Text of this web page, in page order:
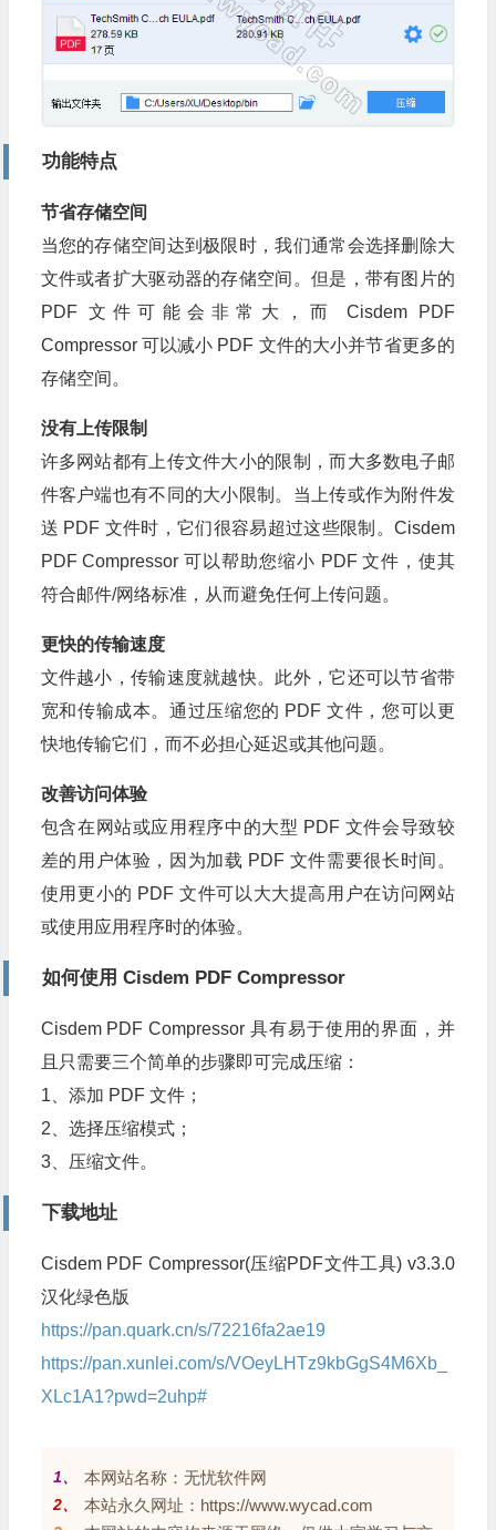
功能特点
节省存储空间
当您的存储空间达到极限时，我们通常会选择删除大
文件或者扩大驱动器的存储空间。但是，带有图片的
PDF 文件可能会非常大，而 Cisdem PDF
Compressor 可以减小 PDF 文件的大小并节省更多的
存储空间。
没有上传限制
许多网站都有上传文件大小的限制，而大多数电子邮
件客户端也有不同的大小限制。当上传或作为附件发
送 PDF 文件时，它们很容易超过这些限制。Cisdem
PDF Compressor 可以帮助您缩小 PDF 文件，使其
符合邮件/网络标准，从而避免任何上传问题。
更快的传输速度
文件越小，传输速度就越快。此外，它还可以节省带
宽和传输成本。通过压缩您的 PDF 文件，您可以更
快地传输它们，而不必担心延迟或其他问题。
改善访问体验
包含在网站或应用程序中的大型 PDF 文件会导致较
差的用户体验，因为加载 PDF 文件需要很长时间。
使用更小的 PDF 文件可以大大提高用户在访问网站
或使用应用程序时的体验。
如何使用 Cisdem PDF Compressor
Cisdem PDF Compressor 具有易于使用的界面，并
且只需要三个简单的步骤即可完成压缩：
1、添加 PDF 文件；
2、选择压缩模式；
3、压缩文件。
下载地址
Cisdem PDF Compressor(压缩PDF文件工具) v3.3.0
汉化绿色版
https://pan.quark.cn/s/72216fa2ae19
https://pan.xunlei.com/s/VOeyLHTz9kbGgS4M6Xb_
XLc1A1?pwd=2uhp#
1、 本网站名称：无忧软件网
2、 本站永久网址：https://www.wycad.com